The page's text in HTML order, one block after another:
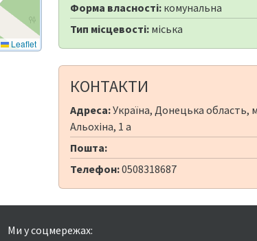
Leaflet
Форма власності: комунальна
Тип місцевості: міська
КОНТАКТИ
Адреса:Україна, Донецька
Альохіна, 1 а
Пошта:
Телефон:0508318687
Ми у соцмережах: